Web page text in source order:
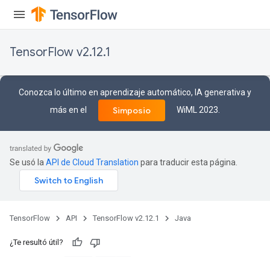
TensorFlow v2.12.1
Conozca lo último en aprendizaje automático, IA generativa y
más en el
Simposio WiML 2023.
Se usó la API de Cloud Translation para traducir esta página.
TensorFlow API TensorFlow v2.12.1 Java
¿Te resultó útil?